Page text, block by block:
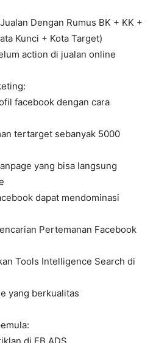
Dengan Rumus BK + KK +
Kunci + Kota Target)
action di jualan online
facebook dengan cara
tertarget sebanyak 5000
yang bisa langsung
dapat mendominasi
Pertemanan Facebook
Tools Intelligence Search di
yang berkualitas